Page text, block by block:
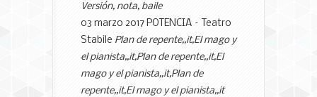
Versión, nota, baile
03 marzo 2017 POTENCIA – Teatro
Stabile Plan de repente,,it,El mago y
el pianista,,it,Plan de repente,,it,El
mago y el pianista,,it,Plan de
repente,,it,El mago y el pianista,,it